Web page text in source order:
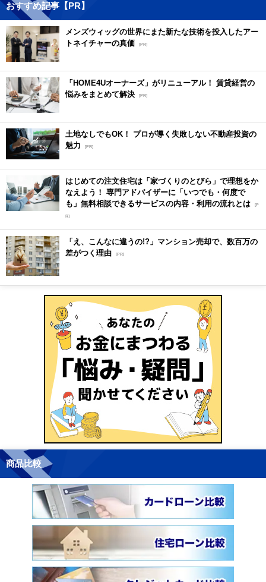
おすすめ記事【PR】
メンズウィッグの世界にまた新たな技術を投入したアー
トネイチャーの真価 [PR]
「HOME4Uオーナーズ」がリニューアル！ 賃貸経営の
悩みをまとめて解決 [PR]
土地なしでもOK！ プロが導く失敗しない不動産投資の
魅力
[PR]
はじめての注文住宅は「家づくりのとびら」で理想をか
なえよう！ 専門アドバイザーに「いつでも・何度で
も」無料相談できるサービスの内容・利用の流れとは [P
R]
「え、こんなに違うの!?」マンション売却で、数百万の
差がつく理由 [PR]
商品比較